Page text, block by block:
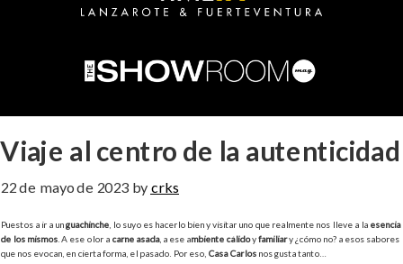
Viaje al centro de la autenticidad
22 de mayo de 2023 by crks
Puestos a ir a unguachinche , lo suyo es hacerlo bien y visitar uno que realmente nos lleve a la esencia
de los mismos . A ese olor a carne asada, a ese ambiente cálidoyfamiliary ¿cómo no? a esos sabores
que nos evocan, en cierta forma, el pasado. Por eso, Casa Carlos nos gusta tanto…